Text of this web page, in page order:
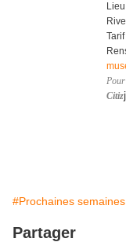
Citiz
#Prochaines
Partager